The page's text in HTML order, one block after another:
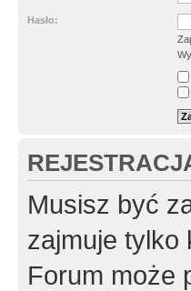
Hasło:
Musisz być
zajmuje tylko
Forum może